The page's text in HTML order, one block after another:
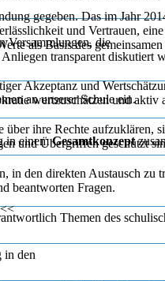
gegeben. Das im Jahr
und Vertrauen,
als Basis des
Akzeptanz und
wertzuschätzen und aktiv
in einemGesamtkonzept
Versammlungen, die
transparent diskutiert
an unserer Schule ein.
über ihre Rechte aufzuklären,
und Übergriffen geschützt
in den direkten Austausch zu
beantworten Fragen.
Themen des
in den